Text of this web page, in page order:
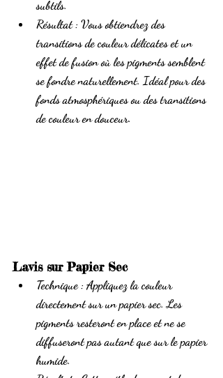
subtils.
Résultat : Vous obtiendrez des
transitions de couleur délicates et un
effet de fusion où les pigments semblent
se fondre naturellement. Idéal pour des
fonds atmosphériques ou des transitions
de couleur en douceur.
Lavis sur Papier Sec
Technique : Appliquez la couleur
directement sur un papier sec. Les
pigments resteront en place et ne se
diffuseront pas autant que sur le papier
humide.